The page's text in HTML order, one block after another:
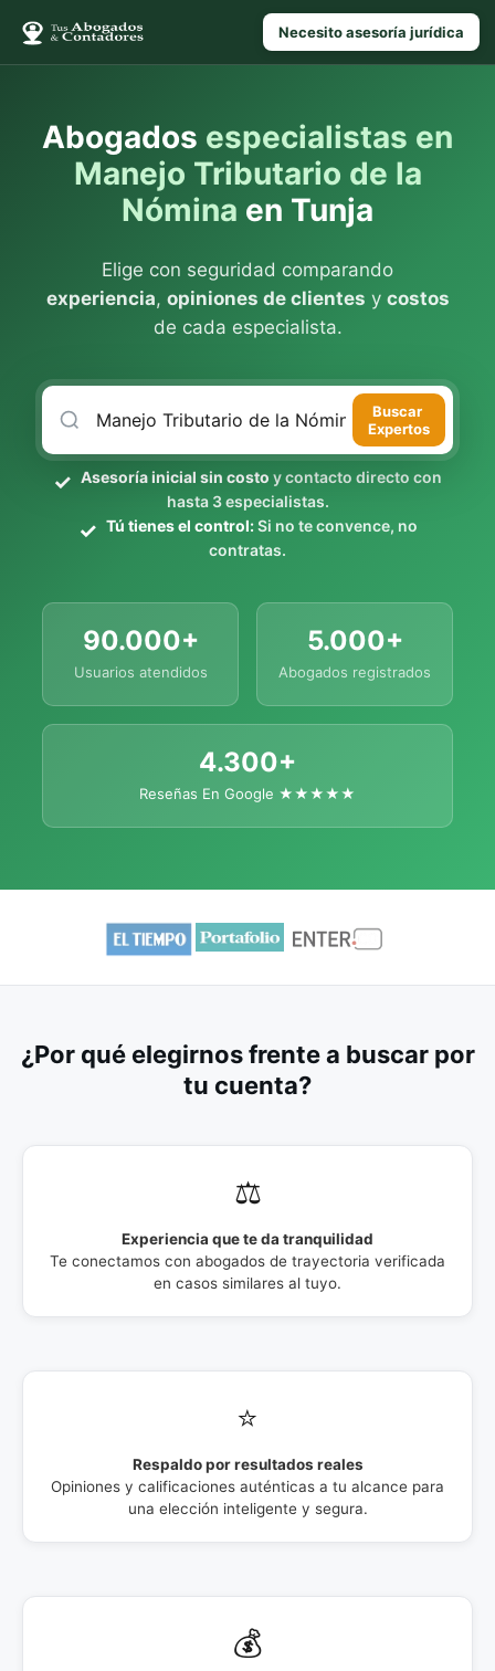
Necesito asesoría jurídica
Abogados especialistas en
Manejo Tributario de la
Nómina en Tunja
Elige con seguridad comparando
experiencia, opiniones de clientes y costos
de cada especialista.
Buscar
Expertos
Asesoría inicial sin costo y contacto directo con
hasta 3 especialistas.
Tú tienes el control:Si no te convence, no
contratas.
90.000+
Usuarios atendidos
5.000+
Abogados registrados
4.300+
Reseñas En Google ★★★★★
¿Por qué elegirnos frente a buscar por
tu cuenta?
⚖️
Experiencia que te da tranquilidad
Te conectamos con abogados de trayectoria verificada
en casos similares al tuyo.
⭐
Respaldo por resultados reales
Opiniones y calificaciones auténticas a tu alcance para
una elección inteligente y segura.
💰